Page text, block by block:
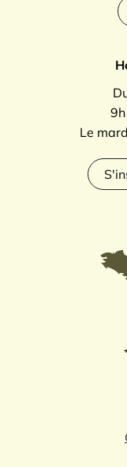
Le